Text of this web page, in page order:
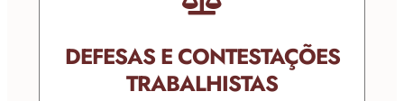
DEFESAS E CONTESTAÇÕES
TRABALHISTAS